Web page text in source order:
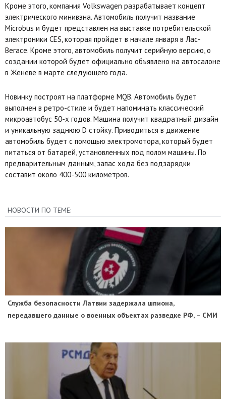
Кроме этого, компания Volkswagen разрабатывает концепт
электрического минивэна. Автомобиль получит название
Microbus и будет представлен на выставке потребительской
электроники CES, которая пройдет в начале января в Лас-
Вегасе. Кроме этого, автомобиль получит серийную версию, о
создании которой будет официально объявлено на автосалоне
в Женеве в марте следующего года.
Новинку построят на платформе MQB. Автомобиль будет
выполнен в ретро-стиле и будет напоминать классический
микроавтобус 50-х годов. Машина получит квадратный дизайн
и уникальную заднюю D стойку. Приводиться в движение
автомобиль будет с помощью электромотора, который будет
питаться от батарей, установленных под полом машины. По
предварительным данным, запас хода без подзарядки
составит около 400-500 километров.
НОВОСТИ ПО ТЕМЕ:
Служба безопасности Латвии задержала шпиона,
передавшего данные о военных объектах разведке РФ, – СМИ